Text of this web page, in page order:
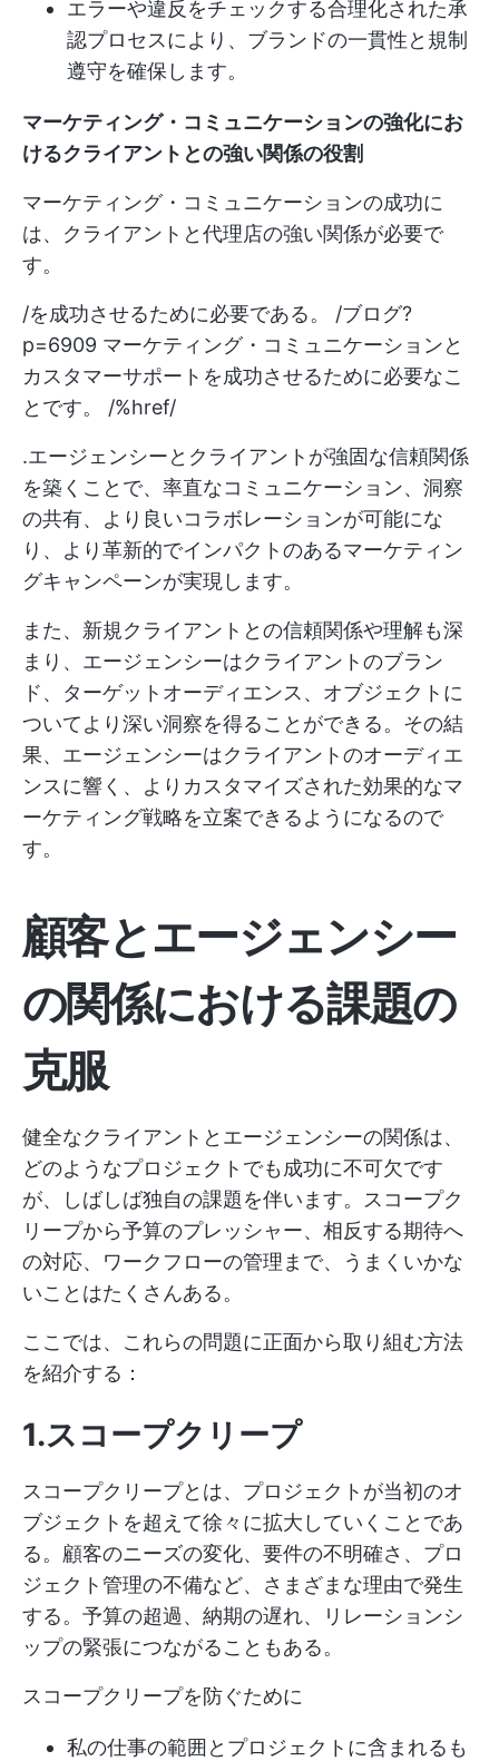
エラーや違反をチェックする合理化された承
認プロセスにより、ブランドの一貫性と規制
遵守を確保します。
マーケティング・コミュニケーションの強化にお
けるクライアントとの強い関係の役割
マーケティング・コミュニケーションの成功に
は、クライアントと代理店の強い関係が必要で
す。
/を成功させるために必要である。 /ブログ?
p=6909 マーケティング・コミュニケーションと
カスタマーサポートを成功させるために必要なこ
とです。 /%href/
.エージェンシーとクライアントが強固な信頼関係
を築くことで、率直なコミュニケーション、洞察
の共有、より良いコラボレーションが可能にな
り、より革新的でインパクトのあるマーケティン
グキャンペーンが実現します。
また、新規クライアントとの信頼関係や理解も深
まり、エージェンシーはクライアントのブラン
ド、ターゲットオーディエンス、オブジェクトに
ついてより深い洞察を得ることができる。その結
果、エージェンシーはクライアントのオーディエ
ンスに響く、よりカスタマイズされた効果的なマ
ーケティング戦略を立案できるようになるので
す。
顧客とエージェンシー
の関係における課題の
克服
健全なクライアントとエージェンシーの関係は、
どのようなプロジェクトでも成功に不可欠です
が、しばしば独自の課題を伴います。スコープク
リープから予算のプレッシャー、相反する期待へ
の対応、ワークフローの管理まで、うまくいかな
いことはたくさんある。
ここでは、これらの問題に正面から取り組む方法
を紹介する：
1.スコープクリープ
スコープクリープとは、プロジェクトが当初のオ
ブジェクトを超えて徐々に拡大していくことであ
る。顧客のニーズの変化、要件の不明確さ、プロ
ジェクト管理の不備など、さまざまな理由で発生
する。予算の超過、納期の遅れ、リレーションシ
ップの緊張につながることもある。
スコープクリープを防ぐために
私の仕事の範囲とプロジェクトに含まれるも